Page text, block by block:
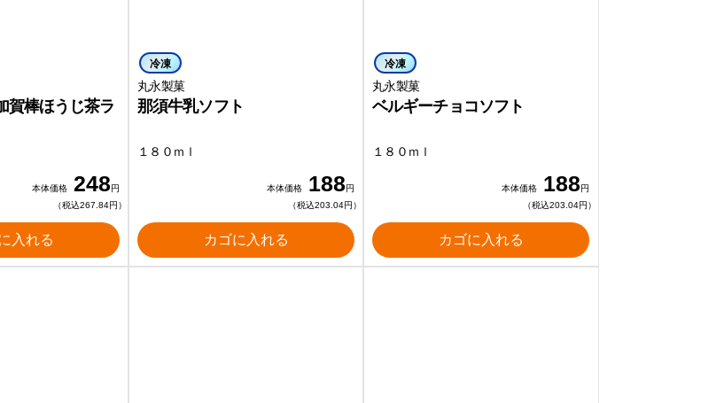
棒ほうじ茶ラ
本体価格 248円
（税込267.84円）
入れる
冷凍
丸永製菓
那須牛乳ソフト
１８０ｍｌ
本体価格 188円
（税込203.04円）
カゴに入れる
冷凍
丸永製菓
ベルギーチョコソフト
１８０ｍｌ
本体価格 188円
（税込203.04円）
カゴに入れる